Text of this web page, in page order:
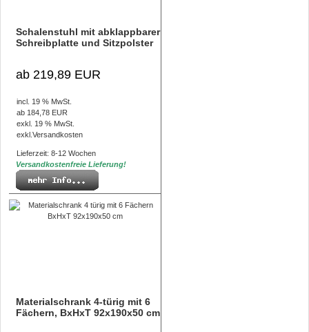
Schalenstuhl mit abklappbarer
Schreibplatte und Sitzpolster
ab 219,89 EUR
incl. 19 % MwSt.
ab 184,78 EUR
exkl. 19 % MwSt.
exkl. Versandkosten
Lieferzeit: 8-12 Wochen
Versandkostenfreie Lieferung!
Materialschrank 4-türig mit 6
Fächern, BxHxT 92x190x50 cm